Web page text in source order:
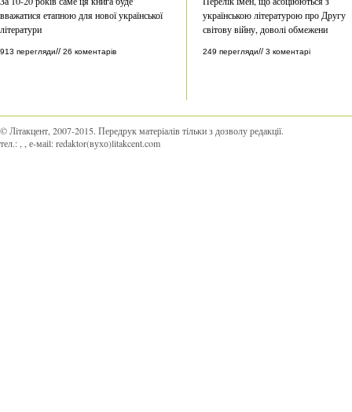
вважатися етапною для нової української
літератури
913 перегляди// 26 коментарів
українською літературою про Другу
світову війну, доволі обмежени
249 перегляди// 3 коментарі
© Літакцент, 2007-2015. Передрук матеріалів тільки з дозволу редакції.
тел.:
, е-маіl:redaktor(вухо)litakcent.com